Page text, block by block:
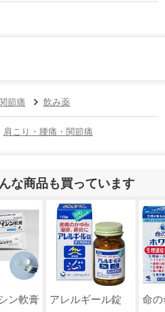
節痛 飲み薬
肩こり・腰痛・関節痛
な商品も買っています
ン軟膏 アレルギール錠 命